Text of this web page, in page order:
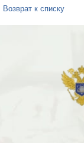
Возврат к списку